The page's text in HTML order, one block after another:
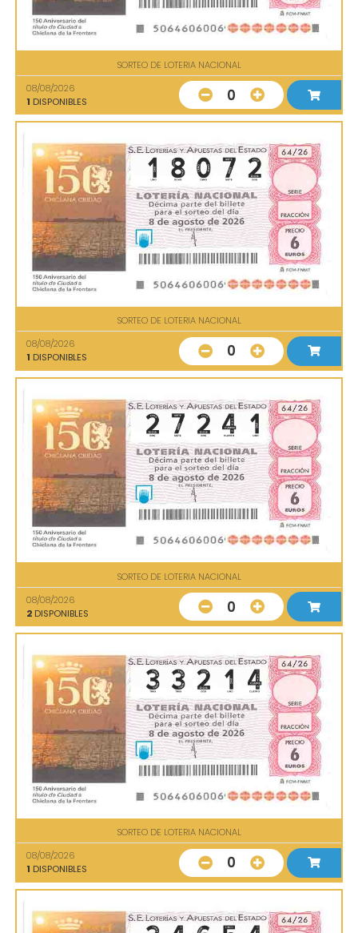
SORTEO DE LOTERIA NACIONAL
08/08/2026
1 DISPONIBLES 0
SORTEO DE LOTERIA NACIONAL
08/08/2026
1 DISPONIBLES 0
SORTEO DE LOTERIA NACIONAL
08/08/2026
2 DISPONIBLES 0
SORTEO DE LOTERIA NACIONAL
08/08/2026
1 DISPONIBLES 0